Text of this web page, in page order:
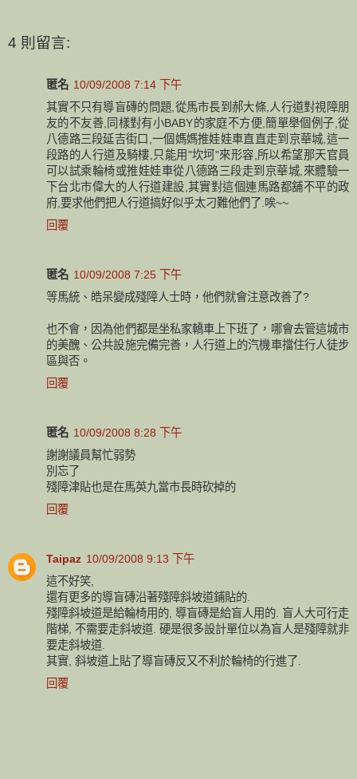
4 則留言:
匿名 10/09/2008 7:14 下午
其實不只有導盲磚的問題,從馬市長到郝大條,人行道對視障朋
友的不友善,同樣對有小BABY的家庭不方便,簡單舉個例子,從
八德路三段延吉街口,一個媽媽推娃娃車直直走到京華城,這一
段路的人行道及騎樓,只能用"坎坷"來形容,所以希望那天官員
可以試乘輪椅或推娃娃車從八德路三段走到京華城,來體驗一
下台北市偉大的人行道建設,其實對這個連馬路都舖不平的政
府,要求他們把人行道搞好似乎太刁難他們了.唉~~
回覆
匿名 10/09/2008 7:25 下午
等馬統、皓呆變成殘障人士時，他們就會注意改善了?
也不會，因為他們都是坐私家轎車上下班了，哪會去管這城市
的美醜、公共設施完備完善，人行道上的汽機車擋住行人徒步
區與否。
回覆
匿名 10/09/2008 8:28 下午
謝謝議員幫忙弱勢
別忘了
殘障津貼也是在馬英九當市長時砍掉的
回覆
Taipaz 10/09/2008 9:13 下午
這不好笑,
還有更多的導盲磚沿著殘障斜坡道鋪貼的.
殘障斜坡道是給輪椅用的, 導盲磚是給盲人用的. 盲人大可行走
階梯, 不需要走斜坡道. 硬是很多設計單位以為盲人是殘障就非
要走斜坡道.
其實, 斜坡道上貼了導盲磚反又不利於輪椅的行進了.
回覆